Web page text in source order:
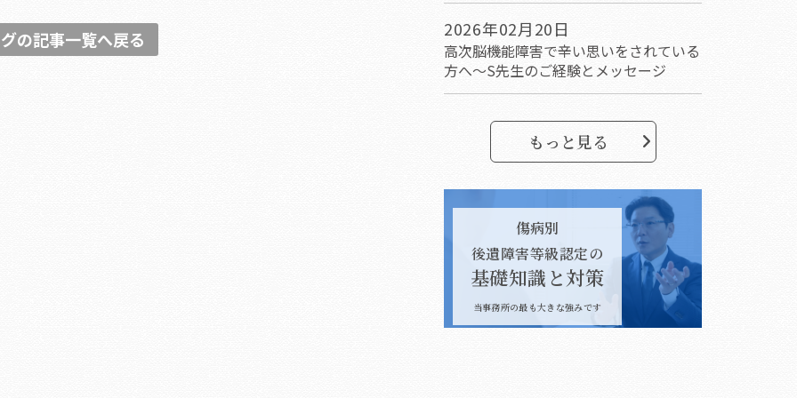
の記事一覧へ戻る 2026年02月20日
高次脳機能障害で辛い思いをされている
方へ～S先生のご経験とメッセージ
もっと見る
傷病別
後遺障害等級認定の
基礎知識と対策
当事務所の最も大きな強みです